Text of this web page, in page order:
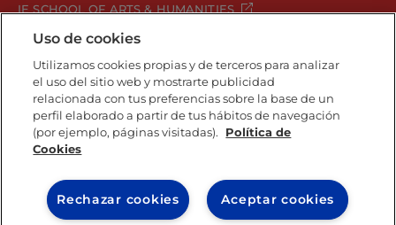
IE SCHOOL OF ARTS & HUMANITIES
Aviso legal
Política de Privacidad
Política de Cookies
Política de seguridad
Student Academic Standards
Canal Compliance
IE University 2026
Uso de cookies
Utilizamos cookies propias y de terceros para analizar
el uso del sitio web y mostrarte publicidad
relacionada con tus preferencias sobre la base de un
perfil elaborado a partir de tus hábitos de navegación
(por ejemplo, páginas visitadas).
Política de
Cookies
Aceptar cookies
Rechazar cookies